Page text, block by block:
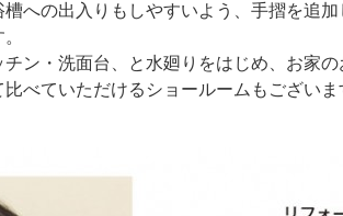
への出入りもしやすいよう、手摺を追
ン・洗面台、と水廻りをはじめ、お家
べていただけるショールームもござい